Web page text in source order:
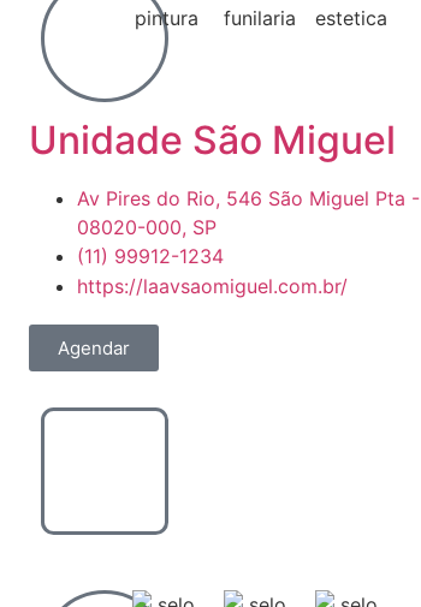
Unidade São Miguel
Av Pires do Rio, 546 São Miguel Pta -
08020-000, SP
(11) 99912-1234
https://laavsaomiguel.com.br/
Agendar